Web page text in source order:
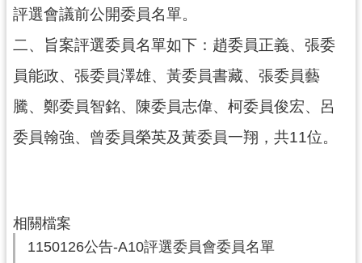
告
業
資
訊
工
廉
評選會議前公開委員名單。
二、旨案評選委員名單如下：趙委員正義、張委
員能政、張委員澤雄、黃委員書藏、張委員藝
騰、鄭委員智銘、陳委員志偉、柯委員俊宏、呂
委員翰強、曾委員榮英及黃委員一翔，共11位。
相關檔案
1150126公告-A10評選委員會委員名單